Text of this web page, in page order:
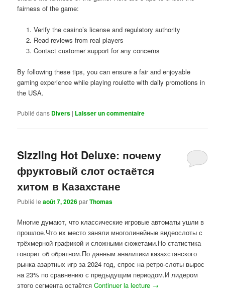
fairness of the game:
Verify the casino’s license and regulatory authority
Read reviews from real players
Contact customer support for any concerns
By following these tips, you can ensure a fair and enjoyable
gaming experience while playing roulette with daily promotions in
the USA.
Publié dans Divers | Laisser un commentaire
Sizzling Hot Deluxe: почему
фруктовый слот остаётся
хитом в Казахстане
Publié leaoût 7, 2026parThomas
Многие думают, что классические игровые автоматы ушли в
прошлое.Что их место заняли многолинейные видеослоты с
трёхмерной графикой и сложными сюжетами.Но статистика
говорит об обратном.По данным аналитики казахстанского
рынка азартных игр за 2024 год, спрос на ретро-слоты вырос
на 23% по сравнению с предыдущим периодом.И лидером
этого сегмента остаётсяContinuer la lecture →